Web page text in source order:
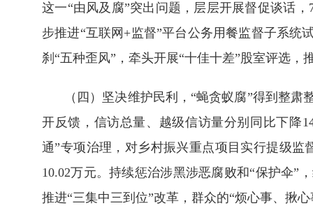
这一“由风及腐”突出问题，层层开展督促谈话
步推进“互联网+监督”平台公务用餐监督子系统
刹“五种歪风”，牵头开展“十佳十差”股室评选，
（四）坚决维护民利，“蝇贪蚁腐”得到整
开反馈，信访总量、越级信访量分别同比下降
通”专项治理，对乡村振兴重点项目实行提级监
10.02万元。持续惩治涉黑涉恶腐败和“保护伞”
推进“三集中三到位”改革，群众的“烦心事、揪